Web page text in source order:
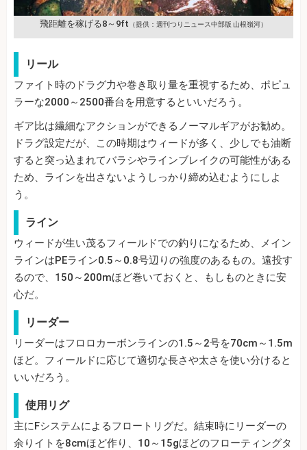
飛距離を稼げる8～9ft （提供：週刊つりニュース中部版 山根嶺河）
リール
ファイト時のドラグ力や巻き取り量を重視するため、ポピュ
ラーな2000～2500番台を用意するといいだろう。
ギア比は繊細なアクションができるノーマルギアがお勧め。
ドラグ設定だが、この時期はウィードが多く、少しでも油断
すると突っ込まれてバラシやラインブレイクの可能性がある
ため、ラインを出さないようしっかり締め込むようにしよ
う。
ライン
ウィードが生い茂るフィールドでの釣りになるため、メイン
ラインはPEライン0.5～0.8号辺りの強度のあるもの。遠投す
るので、150～200mほど巻いておくと、もしものときに安
心だ。
リーダー
リーダーはフロロカーボンラインの1.5～2号を70cm～1.5m
ほど。フィールドに応じて適切な長さや太さを使い分けると
いいだろう。
使用リグ
主にFシステムによるフロートリグだ。結束時にリーダーの
余りイトを8cmほど作り、10～15gほどのフローティングタ